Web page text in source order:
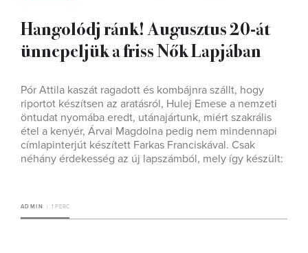
Hangolódj ránk! Augusztus 20-át
ünnepeljük a friss Nők Lapjában
Pór Attila kaszát ragadott és kombájnra szállt, hogy
riportot készítsen az aratásról, Hulej Emese a nemzeti
öntudat nyomába eredt, utánajártunk, miért szakrális
étel a kenyér, Árvai Magdolna pedig nem mindennapi
címlapinterjút készített Farkas Franciskával. Csak
néhány érdekesség az új lapszámból, mely így készült:
ADMIN 1 PERC